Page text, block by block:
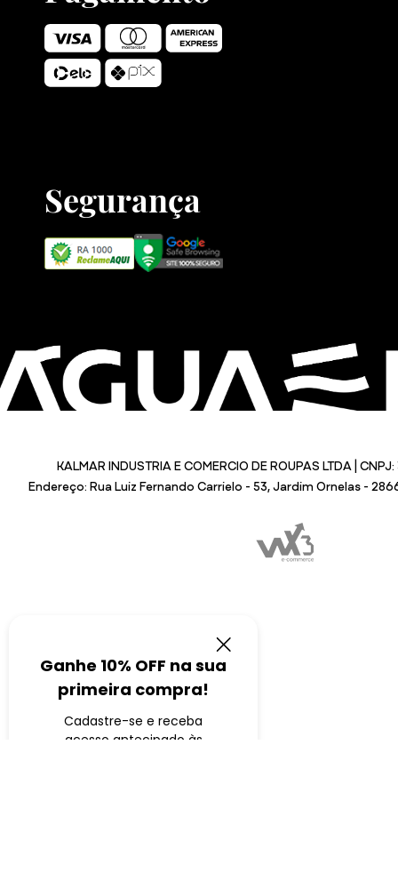
Segurança
KALMAR INDUSTRIA E COMERCIO DE ROUPAS LTDA |
Endereço: Rua Luiz Fernando Carrielo - 53, Jardim Ornelas -